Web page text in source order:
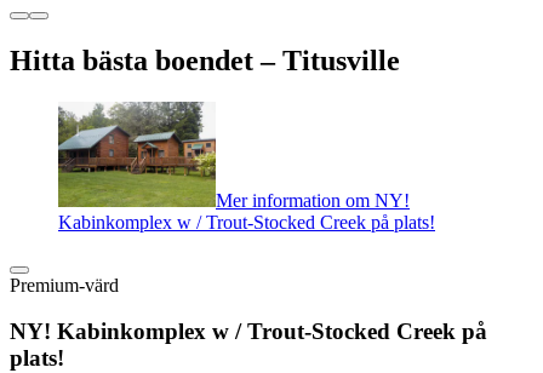
Hitta bästa boendet – Titusville
Mer information om NY!
Kabinkomplex w / Trout-Stocked Creek på plats!
Premium-värd
NY! Kabinkomplex w / Trout-Stocked Creek på
plats!